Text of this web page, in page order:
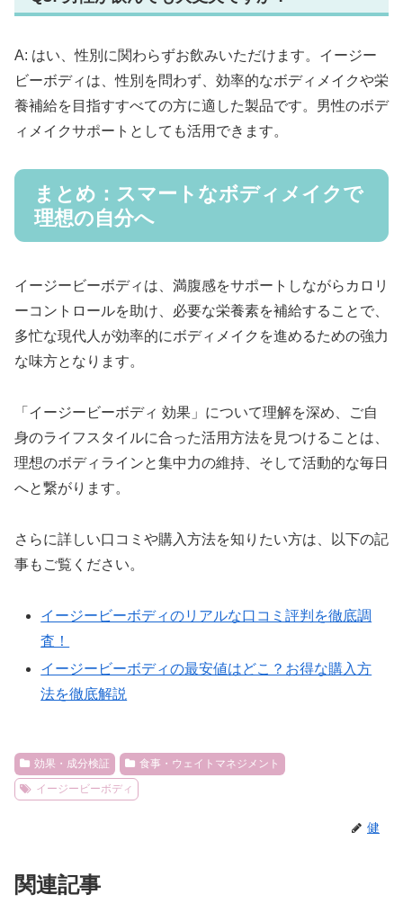
A: はい、性別に関わらずお飲みいただけます。イージー
ビーボディは、性別を問わず、効率的なボディメイクや栄
養補給を目指すすべての方に適した製品です。男性のボデ
ィメイクサポートとしても活用できます。
まとめ：スマートなボディメイクで
理想の自分へ
イージービーボディは、満腹感をサポートしながらカロリ
ーコントロールを助け、必要な栄養素を補給することで、
多忙な現代人が効率的にボディメイクを進めるための強力
な味方となります。
「イージービーボディ 効果」について理解を深め、ご自
身のライフスタイルに合った活用方法を見つけることは、
理想のボディラインと集中力の維持、そして活動的な毎日
へと繋がります。
さらに詳しい口コミや購入方法を知りたい方は、以下の記
事もご覧ください。
イージービーボディのリアルな口コミ評判を徹底調
査！
イージービーボディの最安値はどこ？お得な購入方
法を徹底解説
効果・成分検証
食事・ウェイトマネジメント
イージービーボディ
健
関連記事